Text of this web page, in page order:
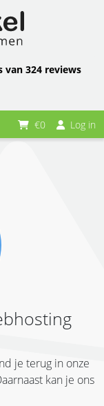
van 324 reviews
€0 Log in
je terug in onze
kan je ons